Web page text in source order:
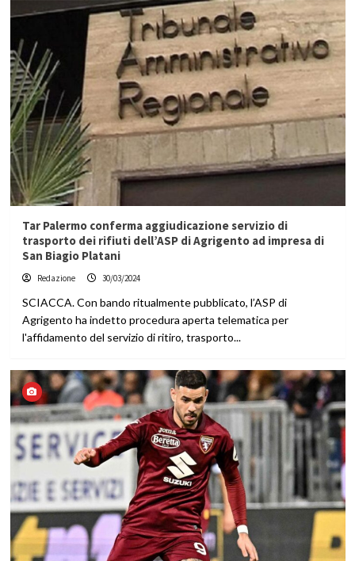
Tar Palermo conferma aggiudicazione servizio di
trasporto dei rifiuti dell’ASP di Agrigento ad impresa di
San Biagio Platani
Redazione 30/03/2024
SCIACCA. Con bando ritualmente pubblicato, l’ASP di
Agrigento ha indetto procedura aperta telematica per
l'affidamento del servizio di ritiro, trasporto...